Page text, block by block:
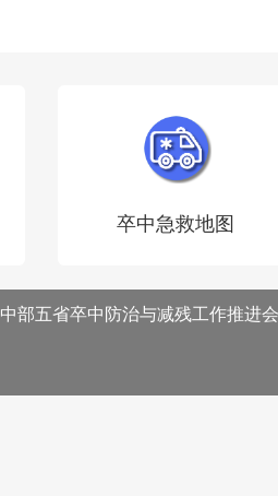
中部五省卒中防治与减残工作推进
卒中急救地图